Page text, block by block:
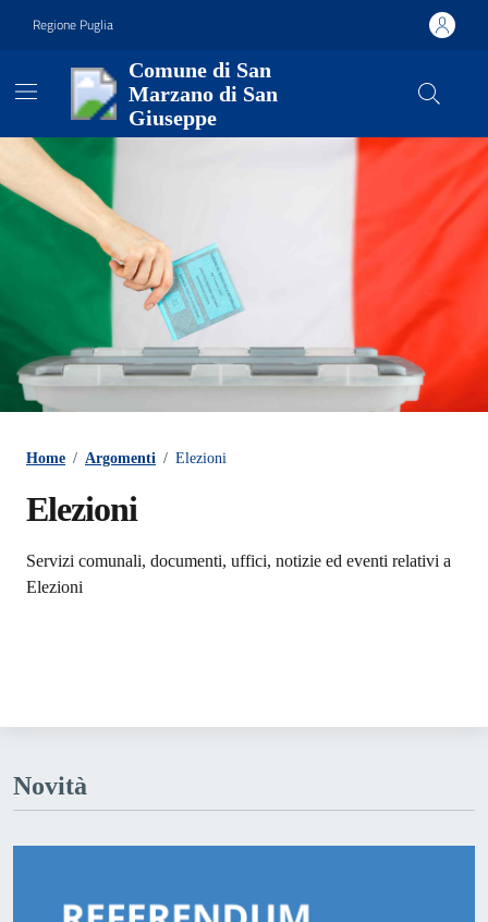
Regione Puglia
Comune di San
Marzano di San
Giuseppe
Contenuti in evidenza
Home / Argomenti / Elezioni
Elezioni
Dettagli dell'argomento
Servizi comunali, documenti, uffici, notizie ed eventi relativi a
Elezioni
Novità